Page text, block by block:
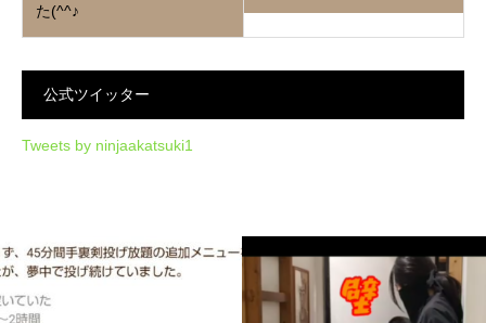
た(^^♪
公式ツイッター
Tweets by ninjaakatsuki1